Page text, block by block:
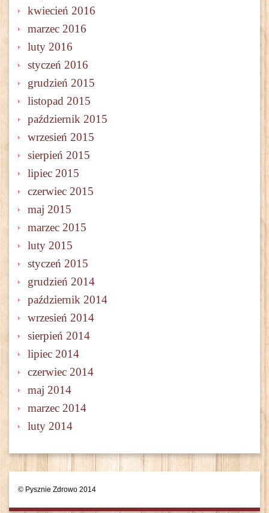
kwiecień 2016
marzec 2016
luty 2016
styczeń 2016
grudzień 2015
listopad 2015
październik 2015
wrzesień 2015
sierpień 2015
lipiec 2015
czerwiec 2015
maj 2015
marzec 2015
luty 2015
styczeń 2015
grudzień 2014
październik 2014
wrzesień 2014
sierpień 2014
lipiec 2014
czerwiec 2014
maj 2014
marzec 2014
luty 2014
© Pysznie Zdrowo 2014